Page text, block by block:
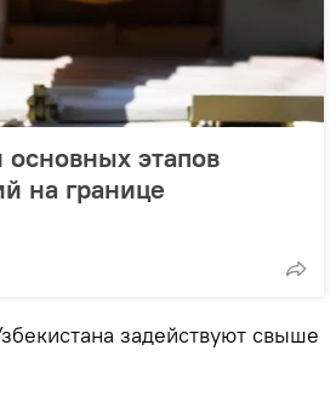
этапов
на границе
задействуют свыше